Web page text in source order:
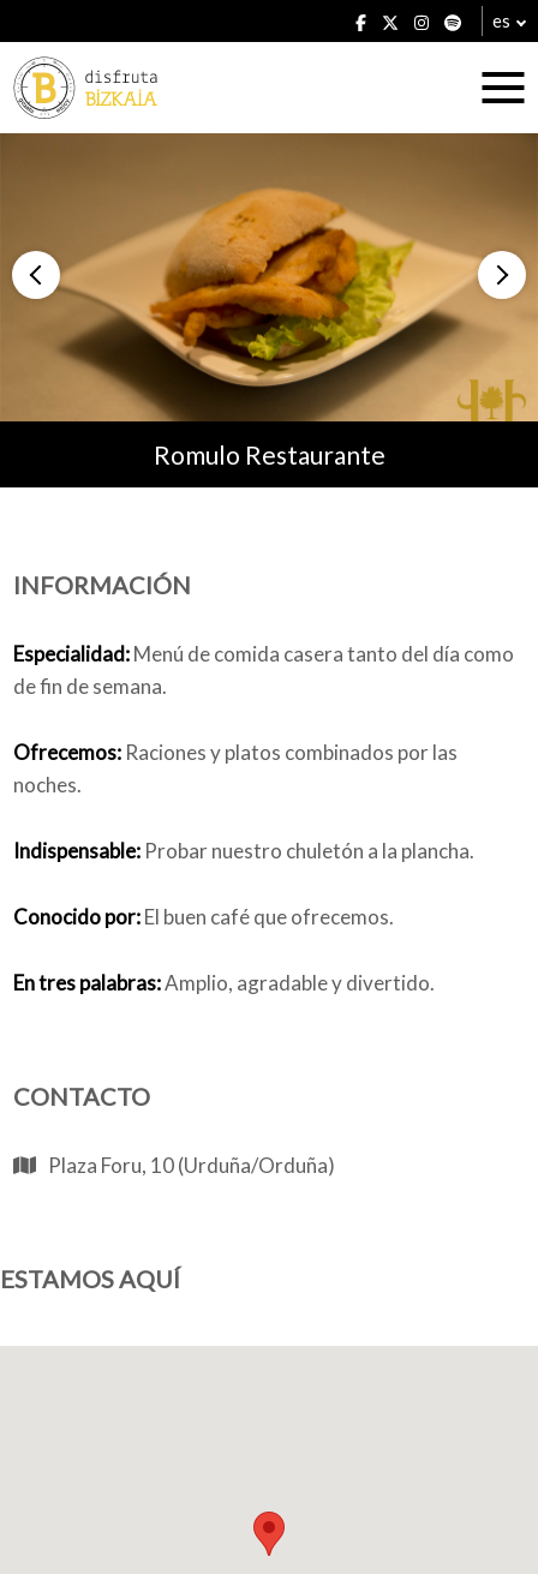
es
Restaurantes
Planes
Blog
Romulo Restaurante
INFORMACIÓN
Especialidad:Menú de comida casera tanto del día como
de fin de semana.
Ofrecemos: Raciones y platos combinados por las
noches.
Indispensable: Probar nuestro chuletón a la plancha.
Conocido por:El buen café que ofrecemos.
En tres palabras:Amplio, agradable y divertido.
CONTACTO
Plaza Foru, 10 (Urduña/Orduña)
ESTAMOS AQUÍ